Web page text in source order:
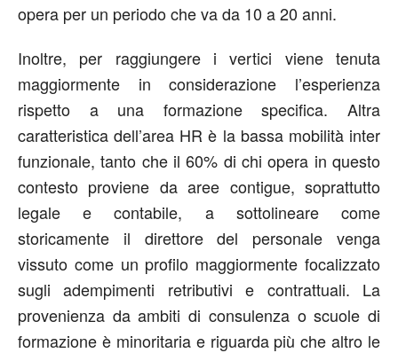
opera per un periodo che va da 10 a 20 anni.
Inoltre, per raggiungere i vertici viene tenuta
maggiormente in considerazione l’esperienza
rispetto a una formazione specifica. Altra
caratteristica dell’area HR è la bassa mobilità inter
funzionale, tanto che il 60% di chi opera in questo
contesto proviene da aree contigue, soprattutto
legale e contabile, a sottolineare come
storicamente il direttore del personale venga
vissuto come un profilo maggiormente focalizzato
sugli adempimenti retributivi e contrattuali. La
provenienza da ambiti di consulenza o scuole di
formazione è minoritaria e riguarda più che altro le